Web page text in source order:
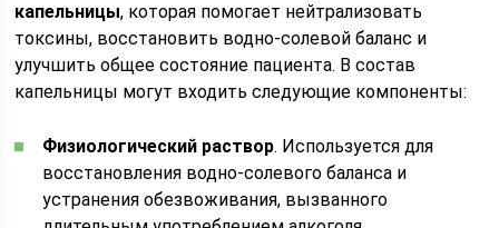
капельницы, которая помогает нейтрализовать
токсины, восстановить водно-солевой баланс и
улучшить общее состояние пациента. В состав
капельницы могут входить следующие компоненты:
Физиологический раствор. Используется для
восстановления водно-солевого баланса и
устранения обезвоживания, вызванного